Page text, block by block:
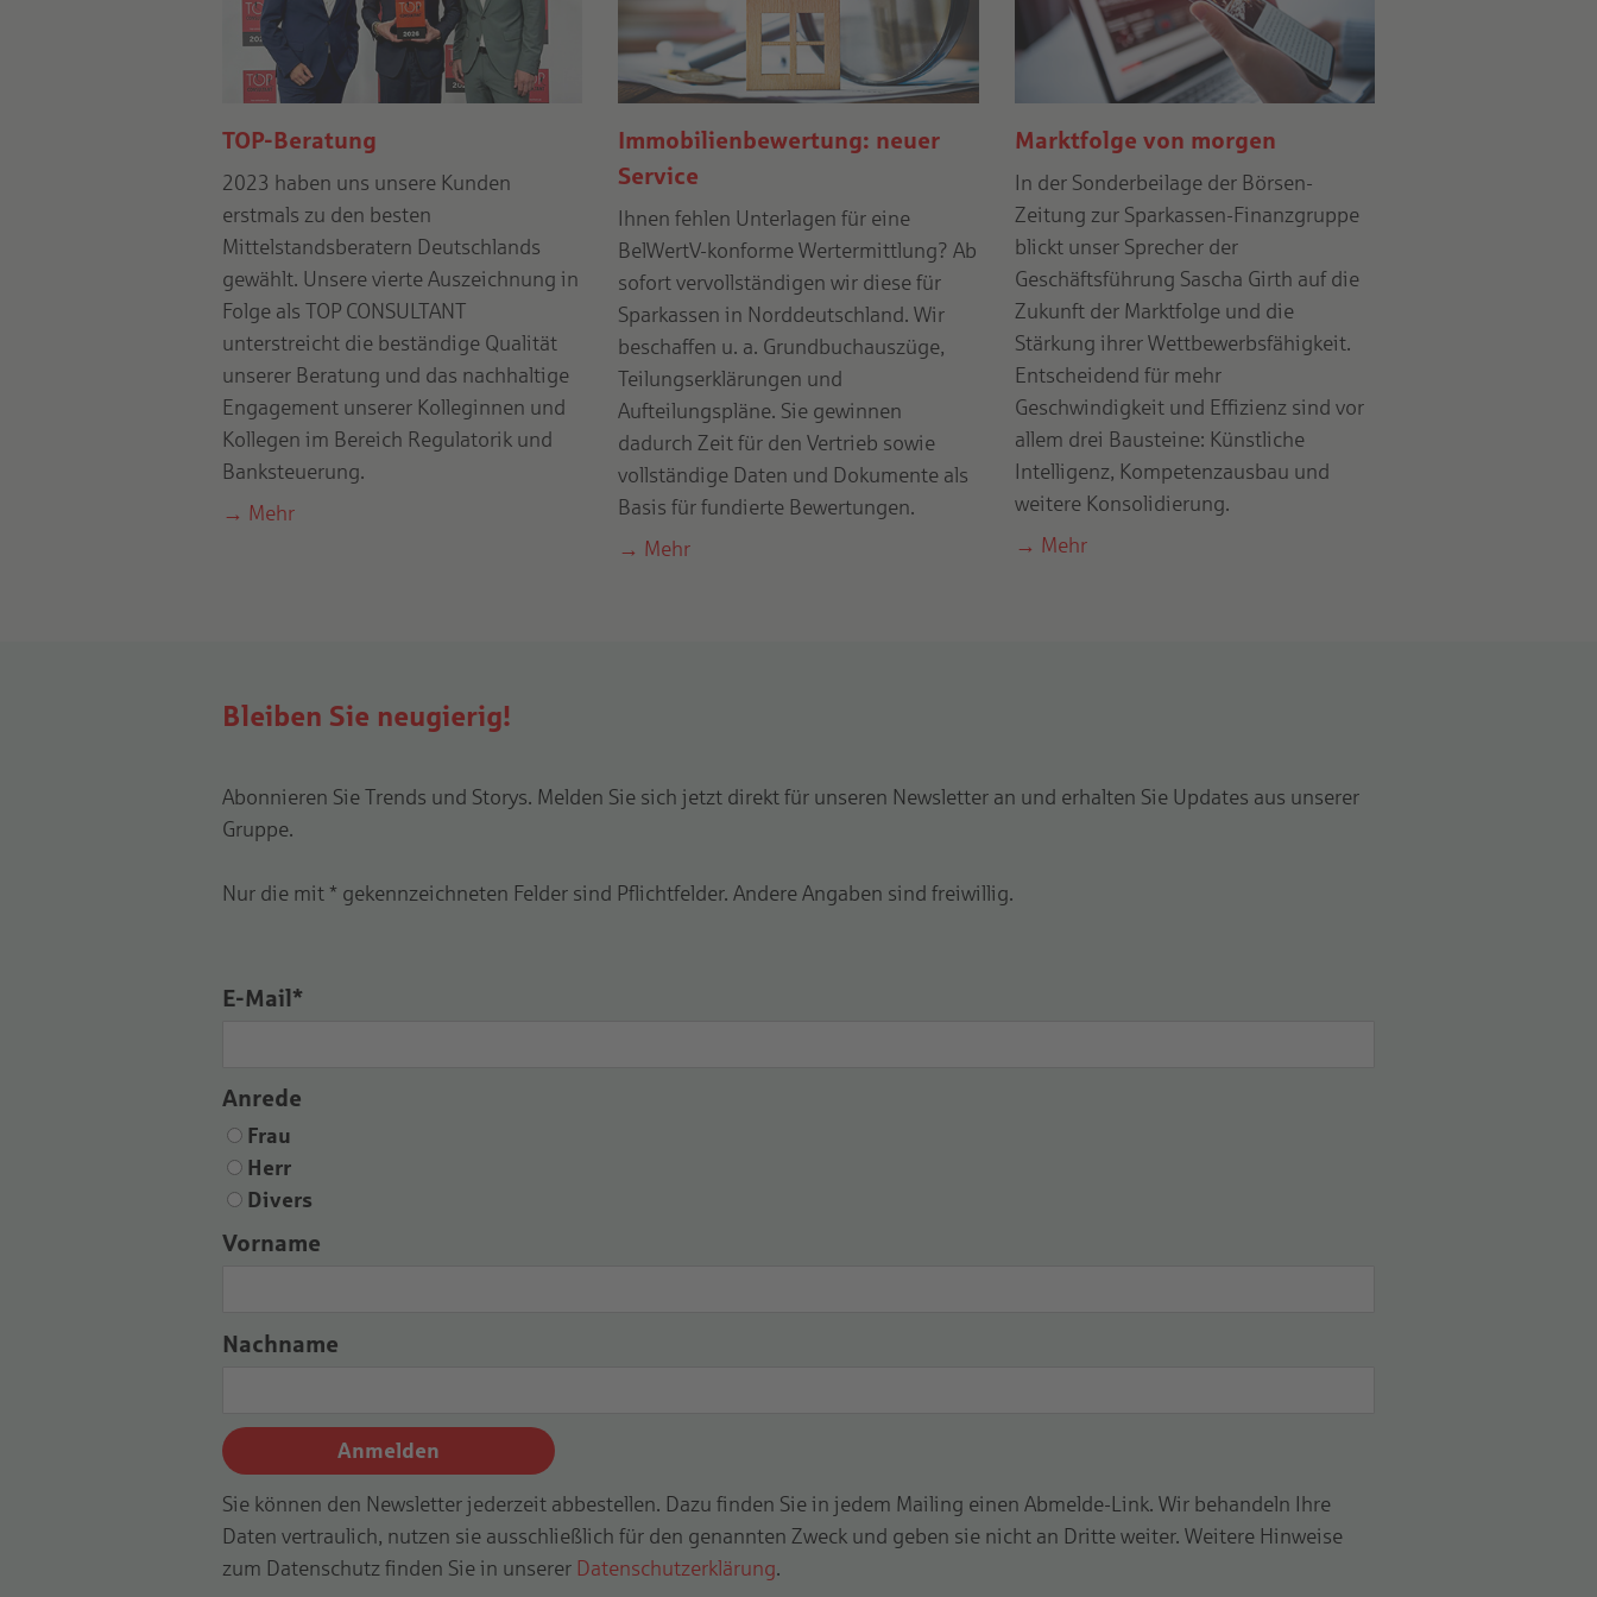
TOP-Beratung
2023 haben uns unsere Kunden
erstmals zu den besten
Mittelstandsberatern Deutschlands
gewählt. Unsere vierte Auszeichnung in
Folge als TOP CONSULTANT
unterstreicht die beständige Qualität
unserer Beratung und das nachhaltige
Engagement unserer Kolleginnen und
Kollegen im Bereich Regulatorik und
Banksteuerung.
Mehr
Immobilienbewertung: neuer
Service
Ihnen fehlen Unterlagen für eine
BelWertV-konforme Wertermittlung? Ab
sofort vervollständigen wir diese für
Sparkassen in Norddeutschland. Wir
beschaffen u. a. Grundbuchauszüge,
Teilungserklärungen und
Aufteilungspläne. Sie gewinnen
dadurch Zeit für den Vertrieb sowie
vollständige Daten und Dokumente als
Basis für fundierte Bewertungen.
Mehr
Marktfolge von morgen
In der Sonderbeilage der Börsen-
Zeitung zur Sparkassen-Finanzgruppe
blickt unser Sprecher der
Geschäftsführung Sascha Girth auf die
Zukunft der Marktfolge und die
Stärkung ihrer Wettbewerbsfähigkeit.
Entscheidend für mehr
Geschwindigkeit und Effizienz sind vor
allem drei Bausteine: Künstliche
Intelligenz, Kompetenzausbau und
weitere Konsolidierung.
Mehr
Bleiben Sie neugierig!
Abonnieren Sie Trends und Storys. Melden Sie sich jetzt direkt für unseren Newsletter an und erhalten Sie Updates aus unserer
Gruppe.
Nur die mit * gekennzeichneten Felder sind Pflichtfelder. Andere Angaben sind freiwillig.
E-Mail
Anrede
Frau
Herr
Divers
Vorname
Nachname
Anmelden
Sie können den Newsletter jederzeit abbestellen. Dazu finden Sie in jedem Mailing einen Abmelde-Link. Wir behandeln Ihre
Daten vertraulich, nutzen sie ausschließlich für den genannten Zweck und geben sie nicht an Dritte weiter. Weitere Hinweise
zum Datenschutz finden Sie in unserer Datenschutzerklärung.